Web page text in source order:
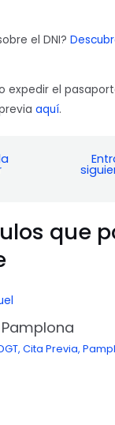
el DNI?
expedir el
aquí.
que
,Cita Previa,